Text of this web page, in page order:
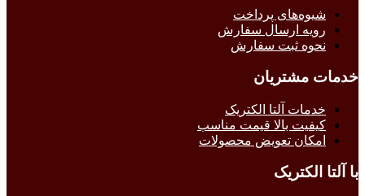
شیوه‌های پرداخت
رویه ارسال سفارش
نحوه ثبت سفارش
خدمات مشتریان
خدمات آلتا الکتریک
کیفیت بالا قیمت مناسب
امکان تعویض محصولات
با آلتا الکتریک